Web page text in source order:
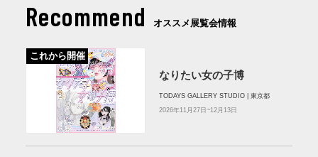
Recommend オススメ展覧会情報
これから開催
なりたい女の子博
TODAYS GALLERY STUDIO | 東京都
2026年11月27日~12月13日